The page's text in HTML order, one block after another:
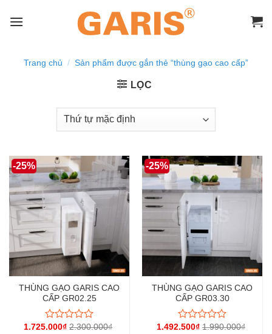
Trang chủ / Sản phẩm được gắn thẻ “thùng gạo cao cấp”
LỌC
-25%
THÙNG GẠO GARIS CAO
CẤP GR02.25
Được
1.725.000₫ 2.300.000₫
-25%
THÙNG GẠO GARIS CAO
CẤP GR03.30
Được
1.492.500₫ 1.990.000₫